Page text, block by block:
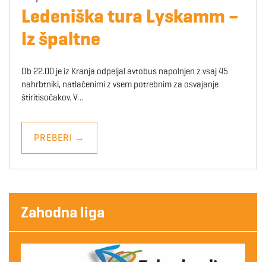
Ledeniška tura Lyskamm –
Iz špaltne
Ob 22.00 je iz Kranja odpeljal avtobus napolnjen z vsaj 45
nahrbtniki, natlačenimi z vsem potrebnim za osvajanje
štiritisočakov. V…
PREBERI →
Zahodna liga